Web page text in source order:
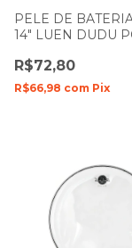
PELE DE
14" LUEN DUDU
R$72,80
R$66,98 com Pix